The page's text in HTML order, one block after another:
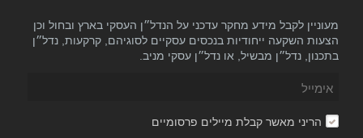
מעוניין לקבל מידע מחקר עדכני על הנדל״ן העסקי בארץ ובחול וכן
הצעות השקעה ייחודיות בנכסים עסקיים לסוגיהם, קרקעות, נדל״ן
בתכנון, נדל״ן מבשיל, או נדל״ן עסקי מניב.
הריני מאשר קבלת מיילים פרסומיים